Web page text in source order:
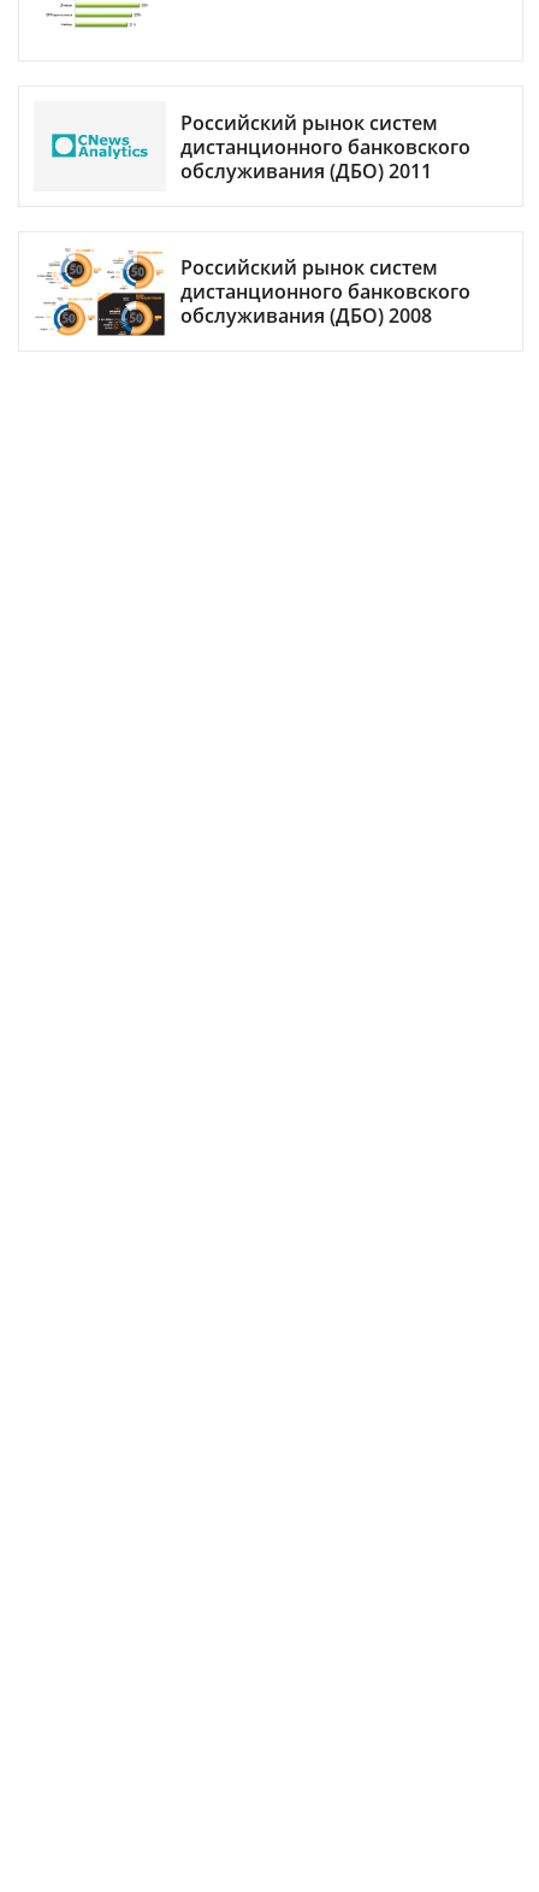
Российский рынок систем
дистанционного банковского
обслуживания (ДБО) 2011
Российский рынок систем
дистанционного банковского
обслуживания (ДБО) 2008